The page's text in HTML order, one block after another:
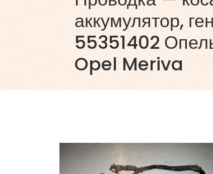
аккумулятор,
55351402
Opel Meriva